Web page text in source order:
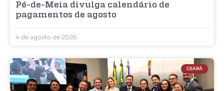
Pé-de-Meia divulga calendário de
pagamentos de agosto
4 de agosto de 2026
CEARÁ